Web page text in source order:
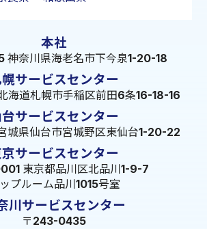
本社
神奈川県海老名市下今泉1-20-18
サービスセンター
道札幌市手稲区前田6条16-18-16
サービスセンター
県仙台市宮城野区東仙台1-20-22
サービスセンター
東京都品川区北品川1-9-7
ップルーム品川1015号室
川サービスセンター
〒243-0435